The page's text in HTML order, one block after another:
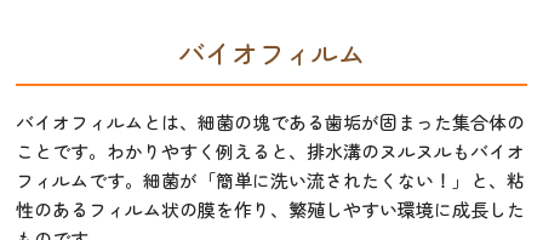
バイオフィルム
バイオフィルムとは、細菌の塊である歯垢が固まった集合体の
ことです。わかりやすく例えると、排水溝のヌルヌルもバイオ
フィルムです。細菌が「簡単に洗い流されたくない！」と、粘
性のあるフィルム状の膜を作り、繁殖しやすい環境に成長した